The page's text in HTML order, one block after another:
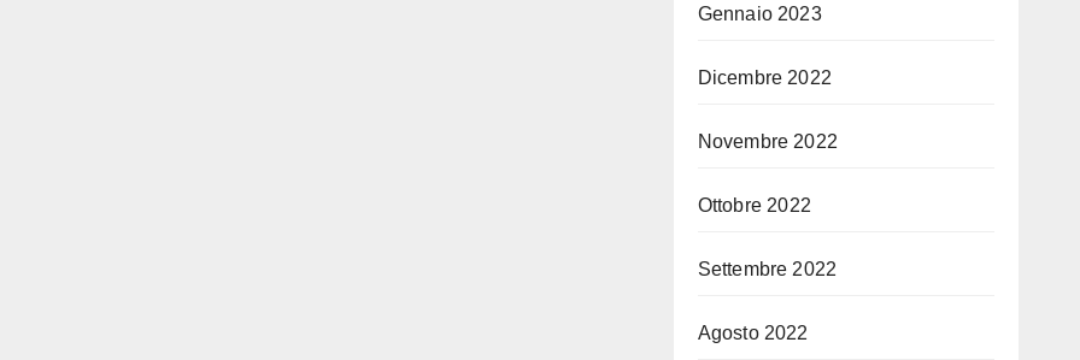
Gennaio 2023
Dicembre 2022
Novembre 2022
Ottobre 2022
Settembre 2022
Agosto 2022